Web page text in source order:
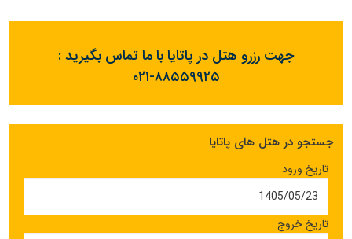
جهت رزرو هتل در پاتایا با ما تماس بگیرید :
۰۲۱-۸۸۵۵۹۹۲۵
جستجو در هتل های پاتایا
تاریخ ورود
تاریخ خروج